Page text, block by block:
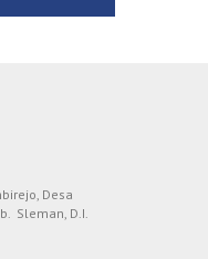
Desa
Sleman, D.I.